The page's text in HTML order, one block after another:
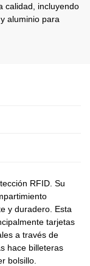
calidad, incluyendo
aluminio para
RFID. Su
y duradero. Esta
tarjetas
a través de
hace billeteras
bolsillo.